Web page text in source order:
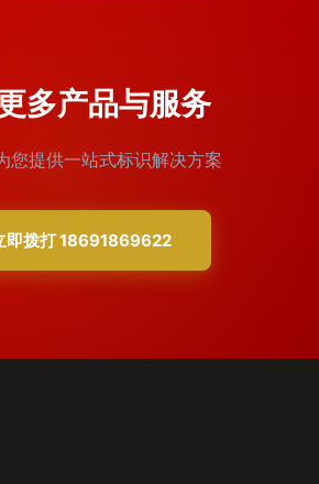
多产品与服务
您提供一站式标识解决方案
即拨打 18691869622